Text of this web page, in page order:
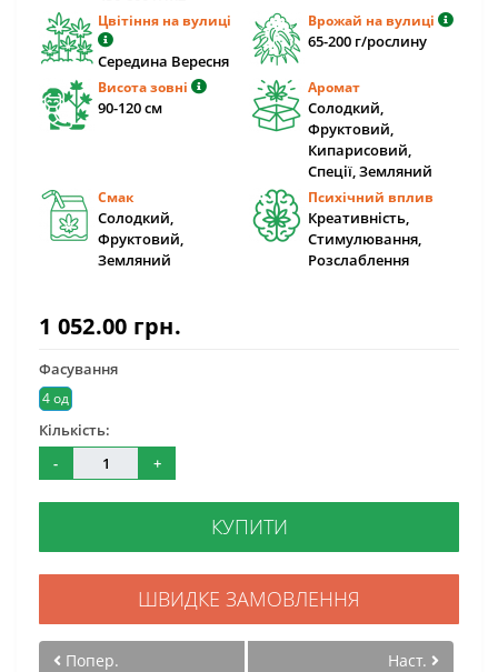
Цвітіння на вулиці
Середина Вересня
Врожай на вулиці
65-200 г/рослину
Висота зовні
90-120 cм
Аромат
Солодкий,
Фруктовий,
Кипарисовий,
Спеції, Земляний
Смак
Солодкий,
Фруктовий,
Земляний
Психічний вплив
Креативність,
Стимулювання,
Розслаблення
1 052.00 грн.
Фасування
4 од
Кількість:
-
+
КУПИТИ
ШВИДКЕ ЗАМОВЛЕННЯ
Попер. Наст.